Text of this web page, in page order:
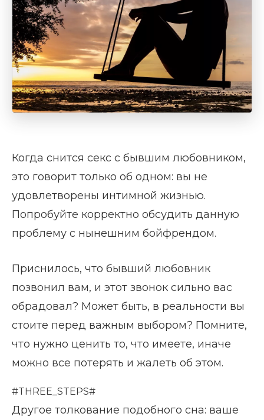
Когда снится секс с бывшим любовником,
это говорит только об одном: вы не
удовлетворены интимной жизнью.
Попробуйте корректно обсудить данную
проблему с нынешним бойфрендом.
Приснилось, что бывший любовник
позвонил вам, и этот звонок сильно вас
обрадовал? Может быть, в реальности вы
стоите перед важным выбором? Помните,
что нужно ценить то, что имеете, иначе
можно все потерять и жалеть об этом.
#THREE_STEPS#
Другое толкование подобного сна: ваше